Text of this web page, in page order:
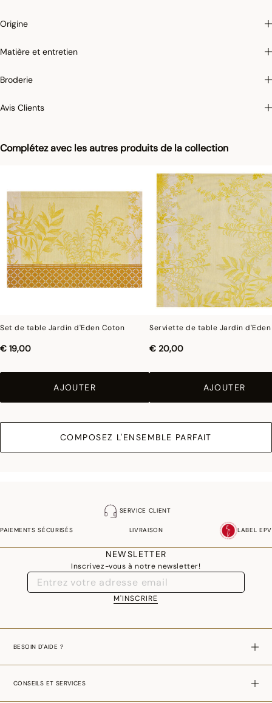
Complétez avec les autres produits de la collection
Set de table Jardin d'Eden Coton
€ 19,00
AJOUTER
Serviette de table Jardin
€ 20,00
AJOUTER
COMPOSEZ L'ENSEMBLE PARFAIT
une atmosphère empreinte de charme et de raffinement.
Photographies :les photographies sont les plus fidèles possibles mais ne peuvent
concerne les coul
leurs proportions au fil du temps pour vous donner entière satisfaction.
Origine
Matière et entretien
Broderie
Avis Clients
SERVICE CLIENT
PAIEMENTS SÉCURISÉS LIVRAISON LABEL EPV
NEWSLETTER
Inscrivez-vous à notre newsletter!
M'INSCRIRE
BESOIN D'AIDE ?
CONSEILS ET SERVICES